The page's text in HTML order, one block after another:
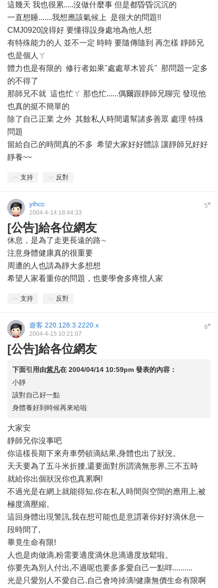
這幾天 我也很累.....沒做什麼事 但是都昏昏沉沉的
一直想睡.......我想應該氣候上 是很大的問題!!
CMJ0920說得好 要懂得設身處地為他人想
有特殊能力的人 並不一定 時時 要隨傳隨到 再怎樣 靜師兄
也是個人ㄚ
體力也是有限的 修行者如果"處處草木皆兵" 那問題一定多
的不得了
那師兄不就 這也忙ㄚ 那也忙......偶爾跟靜師兄聊完 發現他
也真的挺不簡單的
除了自己正業 之外 其餘私人時間還幫諸多善眾 處理 特殊
問題
留給自己的時間真的不多 希望大家好好體諒 讓靜師兄好好
靜養~~
支持 反對
5#
yihcc
2004-4-14 18:44:33
[公告]給各位網友
休息，是為了走更長遠的路∼
注意身體健康真的很重要
周遭的人也請為靜大多想想
希望人家看重你的問題，也要學會多疼惜人家
支持 反對
6#
遊客 220.128.3.2220.x
2004-4-15 10:21:07
[公告]給各位網友
下面引用由紫凡在 2004/04/14 10:59pm 發表的內容：
小靜
該對自己好一點
身體養好到時候再來哈啦
大家安
靜師兄你沒事吧
你這樣長期下來舟車勞頓滴結果,身體也出了狀況。
天天要為了五斗米折腰,還要面對所謂滴無形界,三不五時
就給你出個狀況你也真累啊!
不過光是在網上就能得知,你在私人時間與空間的應用上,被
極度滴壓縮。
這回身體出現警訊,我在想可能也是意謂著你好好滴休息一
段時間了,
畢竟生命有限!
人也是肉做滴,粉需要適度滴休息滴適度放鬆啦。
你要先為別人付出,不過呢也要多多愛自己一點咩..........
光是只愛別人不愛自己,自己會垮掉滴!健康無價生命有限啊